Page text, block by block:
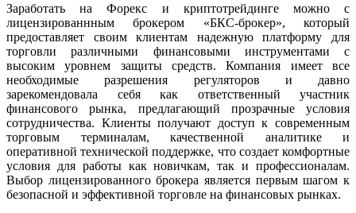
Заработать на Форекс и криптотрейдинге можно с
лицензированнным брокером «БКС-брокер», который
предоставляет своим клиентам надежную платформу для
торговли различными финансовыми инструментами с
высоким уровнем защиты средств. Компания имеет все
необходимые разрешения регуляторов и давно
зарекомендовала себя как ответственный участник
финансового рынка, предлагающий прозрачные условия
сотрудничества. Клиенты получают доступ к современным
торговым терминалам, качественной аналитике и
оперативной технической поддержке, что создает комфортные
условия для работы как новичкам, так и профессионалам.
Выбор лицензированного брокера является первым шагом к
безопасной и эффективной торговле на финансовых рынках.